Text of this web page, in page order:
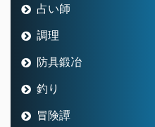
占い師
調理
防具鍛冶
釣り
冒険譚